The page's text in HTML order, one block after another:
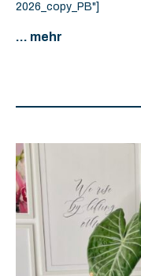
2026_copy_PB"]
... mehr